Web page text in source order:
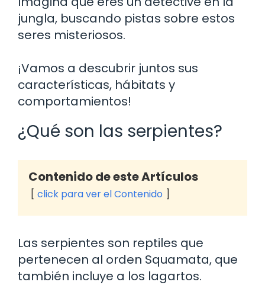
jungla, buscando pistas sobre estos
seres misteriosos.
¡Vamos a descubrir juntos sus
características, hábitats y
comportamientos!
¿Qué son las serpientes?
Contenido de este Artículos
click para ver el Contenido
Las serpientes son reptiles que
pertenecen al orden Squamata, que
también incluye a los lagartos.